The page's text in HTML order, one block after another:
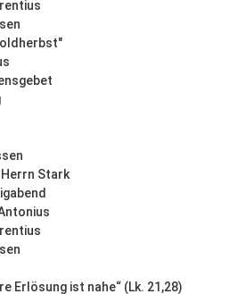
Stark
Erlösung ist nahe“ (Lk. 21,28)